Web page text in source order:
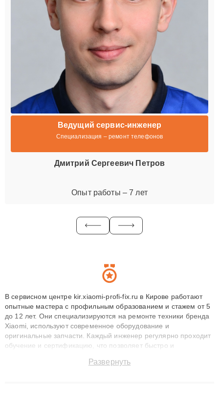
Ведущий сервис-инженер
Специализация – ремонт телефонов
Дмитрий Сергеевич Петров
Опыт работы – 7 лет
В сервисном центре kir.xiaomi-profi-fix.ru в Кирове работают
опытные мастера с профильным образованием и стажем от 5
до 12 лет. Они специализируются на ремонте техники бренда
Xiaomi, используют современное оборудование и
оригинальные запчасти. Каждый инженер регулярно проходит
обучение и сертификацию, что позволяет быстро и
сохранением гарантии до 3 лет. Наши мастера решают
Развернуть